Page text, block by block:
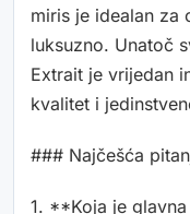
miris je idealan za
luksuzno. Unatoč
Extrait je vrijedan
kvalitet i
### Najčešća
1. **Koja je glavna